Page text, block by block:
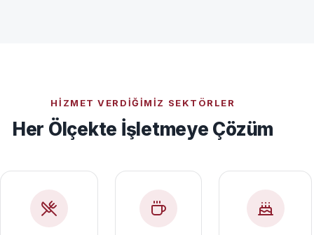
HIZMET VERDIĞIMIZ SEKTÖRLER
Her Ölçekte İşletmeye Çözüm